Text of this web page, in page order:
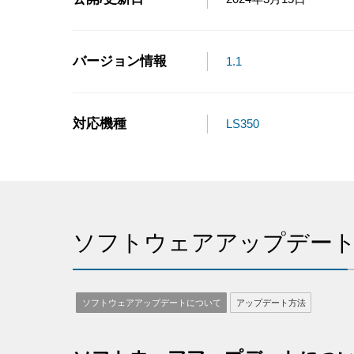
バージョン情報 1.1
対応機種 LS350
ソフトウェアアップデー
ソフトウェアアップデートについて アップデート方法